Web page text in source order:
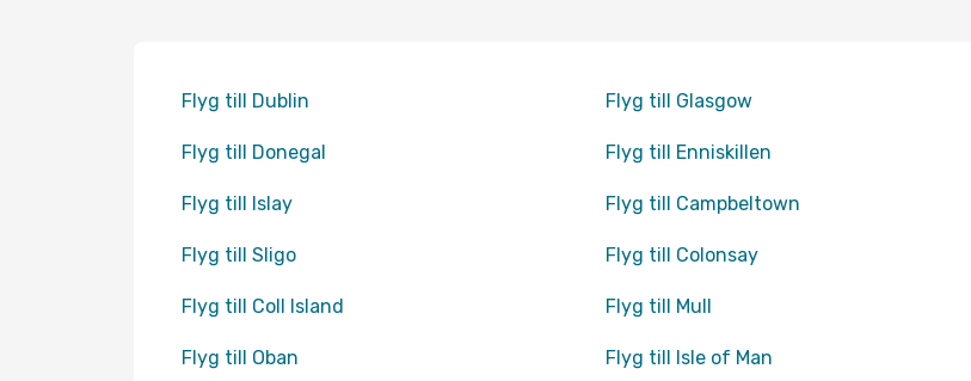
Flyg till Dublin Flyg till Glasgow
Flyg till Donegal Flyg till Enniskillen
Flyg till Islay Flyg till Campbeltown
Flyg till Sligo Flyg till Colonsay
Flyg till Coll Island Flyg till Mull
Flyg till Oban Flyg till Isle of Man